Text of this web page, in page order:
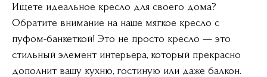
Ищете идеальное кресло для своего дома?
Обратите внимание на наше мягкое кресло с
пуфом-банкеткой! Это не просто кресло — это
стильный элемент интерьера, который прекрасно
дополнит вашу кухню, гостиную или даже балкон.